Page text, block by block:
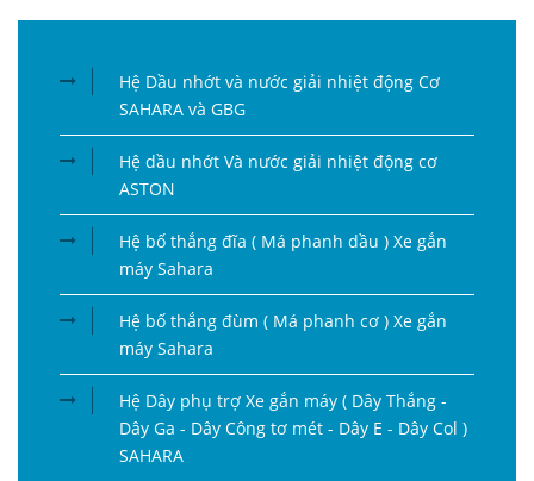
Hệ Dầu nhớt và nước giải nhiệt động Cơ
SAHARA và GBG
Hệ dầu nhớt Và nước giải nhiệt động cơ
ASTON
Hệ bố thắng đĩa ( Má phanh dầu ) Xe gắn
máy Sahara
Hệ bố thắng đùm ( Má phanh cơ ) Xe gắn
máy Sahara
Hệ Dây phụ trợ Xe gắn máy ( Dây Thắng -
Dây Ga - Dây Công tơ mét - Dây E - Dây Col )
SAHARA